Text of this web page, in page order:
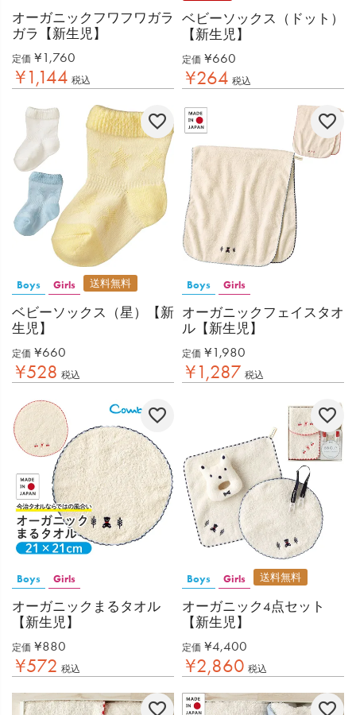
オーガニックフワフワガラ
ガラ【新生児】
定価 ¥ 1,760
¥1,144 税込
ベビーソックス（ドット）
【新生児】
定価 ¥660
¥264 税込
Boys Girls 送料無料
ベビーソックス（星）【新
生児】
定価 ¥660
¥528 税込
Boys Girls
オーガニックフェイスタオ
ル【新生児】
定価 ¥ 1,980
¥1,287 税込
Boys Girls
オーガニックまるタオル
【新生児】
定価 ¥880
¥572 税込
Boys Girls 送料無料
オーガニック4点セット
【新生児】
定価 ¥4,400
¥2,860 税込